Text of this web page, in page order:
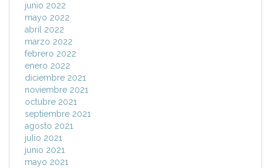
junio 2022
mayo 2022
abril 2022
marzo 2022
febrero 2022
enero 2022
diciembre 2021
noviembre 2021
octubre 2021
septiembre 2021
agosto 2021
julio 2021
junio 2021
mayo 2021